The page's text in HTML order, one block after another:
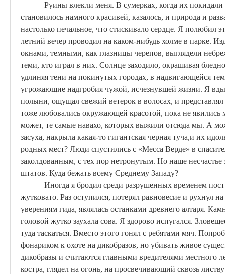
Руины влекли меня. В сумерках, когда их
становилось намного красивей, казалось, и природа и
настолько печальное, что стискивало сердце. Я полюбил
летний вечер проводил на каком-нибудь холме в парке.
окнами, темными, как глазницы черепов, выглядели
теми, кто играл в них. Солнце заходило, окрашивая
удлиняя тени на покинутых городах, в надвигающейся
угрожающие надгробия чужой, исчезнувшей жизни. Я
полыни, ощущал свежий ветерок в волосах, и
тоже любовались окружающей красотой, пока не явились
может, те самые навахо, которых выжили отсюда мы. А
засуха, накрыла какая-то гигантская черная туча,и их
родных мест? Люди спустились с «Месса Верде» в
заколдованным, с тех пор нетронутым. Но наше
штатов. Куда бежать всему Среднему Западу?
Иногда я бродил среди разрушенных временем
жутковато. Раз оступился, потерял равновесие и рухнул
уверениям гида, являлась останками древнего алтаря.
головой жутко заухала сова. Я здорово испугался.
туда таскаться. Вместо этого гонял с ребятами мяч.
фонариком к охоте на дикобразов, но убивать живое
дикобразы и считаются главными вредителями местного
костра, глядел на огонь, на просвечивающий сквозь